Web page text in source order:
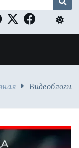
Видеоблоги